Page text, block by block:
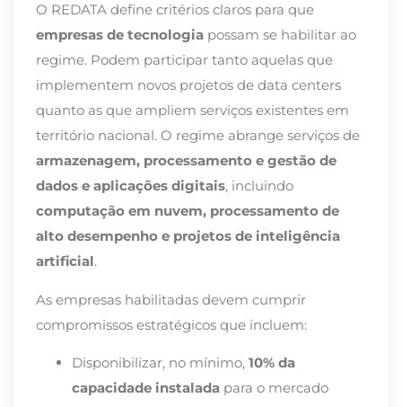
O REDATA define critérios claros para que
empresas de tecnologia possam se habilitar ao
regime. Podem participar tanto aquelas que
implementem novos projetos de data centers
quanto as que ampliem serviços existentes em
território nacional. O regime abrange serviços de
armazenagem, processamento e gestão de
dados e aplicações digitais, incluindo
computação em nuvem, processamento de
alto desempenho e projetos de inteligência
artificial.
As empresas habilitadas devem cumprir
compromissos estratégicos que incluem:
Disponibilizar, no mínimo, 10% da
capacidade instalada para o mercado